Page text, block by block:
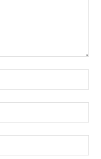
:*
:*
: